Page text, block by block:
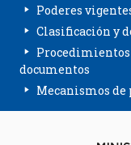
Poderes
Clasificación y
Procedimientos
documentos
Mecanismos